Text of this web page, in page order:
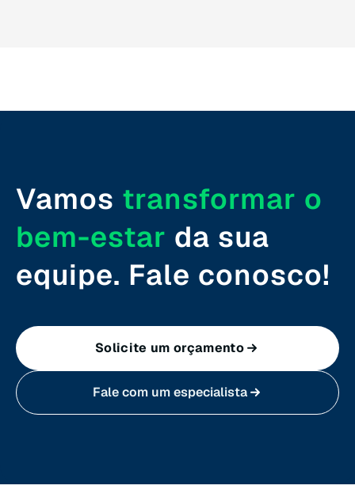
Rio Grande do Sul (RS)
Roraima (RR)
Sergipe (SE)
Tocantins (TO)
Vamos transformar o
bem-estar da sua
equipe. Fale conosco!
Solicite um orçamento
Fale com um especialista